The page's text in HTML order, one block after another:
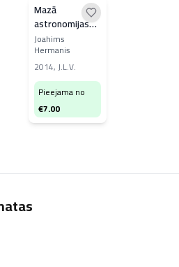
Mazā
astronomijas
enciklopēdija
Joahims
Hermanis
2014,J.L.V.
Pieejama no
€7.00